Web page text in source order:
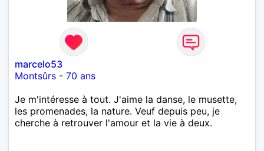
marcelo53
Montsûrs - 70 ans
Je m'intéresse à tout. J'aime la danse, le musette,
les promenades, la nature. Veuf depuis peu, je
cherche à retrouver l'amour et la vie à deux.